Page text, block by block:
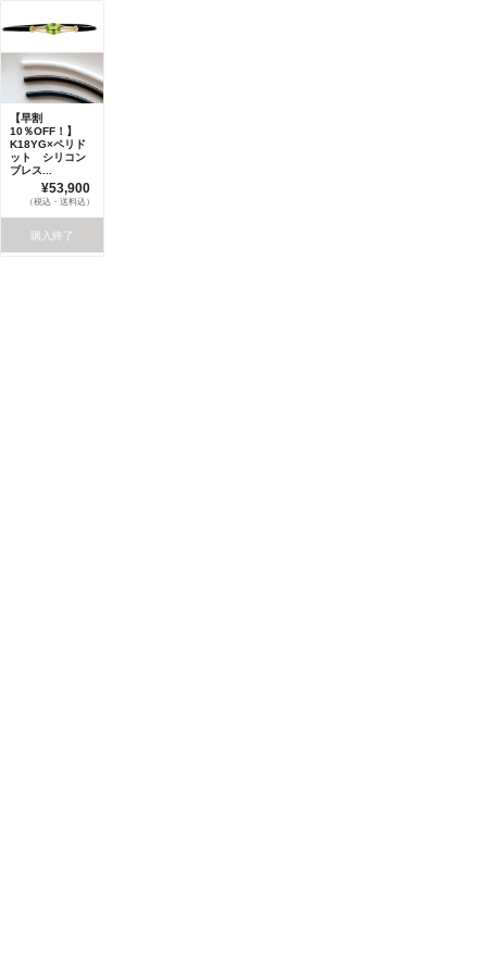
【早割
10％OFF！】
K18YG×ペリド
ット シリコン
ブレス...
¥53,900
（税込・送料込）
購入終了